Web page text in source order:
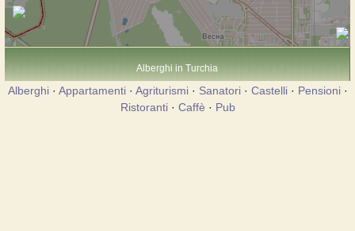
Alberghi in Turchia
Alberghi· Appartamenti· Agriturismi· Sanatori· Castelli· Pensioni·
Ristoranti· Caffè · Pub